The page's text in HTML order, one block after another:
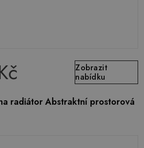
Zobrazit
nabídku
radiátor Abstraktní prostorová